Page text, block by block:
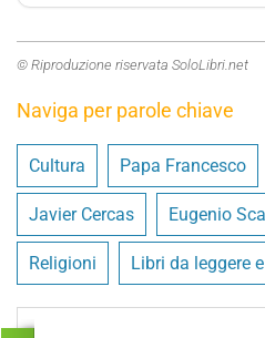
© Riproduzione riservata SoloLibri.net
Naviga per parole chiave
Cultura Papa Francesco
Javier Cercas Eugenio
Religioni Libri da leggere